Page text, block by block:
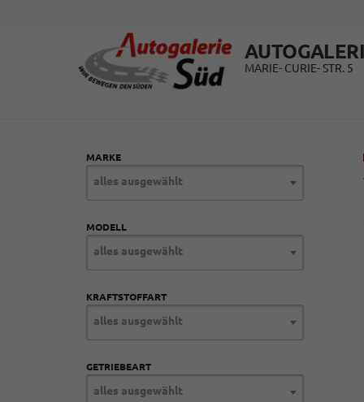
MARIE- CURIE- STR. 5
MARKE
alles ausgewählt
MODELL
alles ausgewählt
KRAFTSTOFFART
alles ausgewählt
GETRIEBEART
alles ausgewählt